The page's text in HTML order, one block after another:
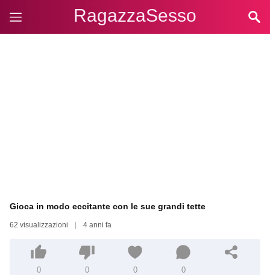
RagazzaSesso
Gioca in modo eccitante con le sue grandi tette
62 visualizzazioni 4 anni fa
0 0 0 0